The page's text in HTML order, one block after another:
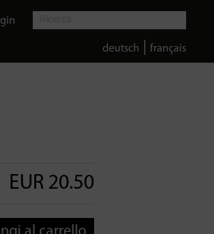
deutsch français
EUR 20.50